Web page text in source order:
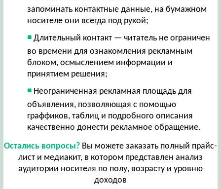
запоминать контактные данные, на бумажном
носителе они всегда под рукой;
Длительный контакт — читатель не ограничен
во времени для ознакомления рекламным
блоком, осмыслением информации и
принятием решения;
Неограниченная рекламная площадь для
объявления, позволяющая с помощью
граффиков, таблиц и подробного описания
качественно донести рекламное обращение.
Остались вопросы?Вы можете заказать полный прайс-
лист и медиакит, в котором представлен анализ
аудитории носителя по полу, возрасту и уровню
доходов